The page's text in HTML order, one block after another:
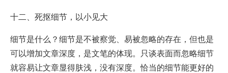
十二、死抠细节，以小见大
细节是什么？细节是不被察觉、易被忽略的存在，但也是
可以增加文章深度，是文笔的体现。只谈表面而忽略细节
就容易让文章显得肤浅，没有深度。恰当的细节能更好的